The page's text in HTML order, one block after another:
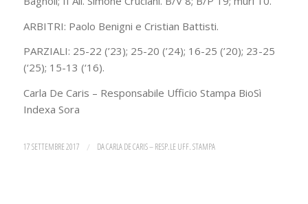
ARBITRI: Paolo Benigni e Cristian Battisti.
PARZIALI: 25-22 (’23); 25-20 (’24); 16-25 (’20); 23-25
(‘25); 15-13 (‘16).
Carla De Caris – Responsabile Ufficio Stampa BioSì
Indexa Sora
17 SETTEMBRE 2017 / DACARLA DE CARIS – RESP.LE UFF. STAMPA